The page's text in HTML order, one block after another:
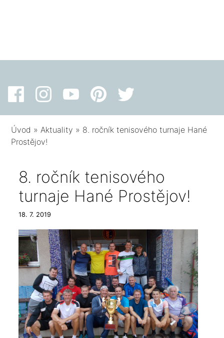
Úvod »Aktuality » 8. ročník tenisového turnaje Hané
Prostějov!
8. ročník tenisového
turnaje Hané Prostějov!
18. 7. 2019